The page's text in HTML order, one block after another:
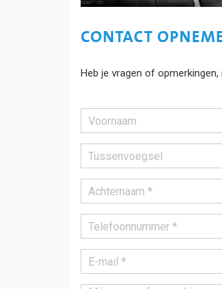
CONTACT
Heb je vragen of